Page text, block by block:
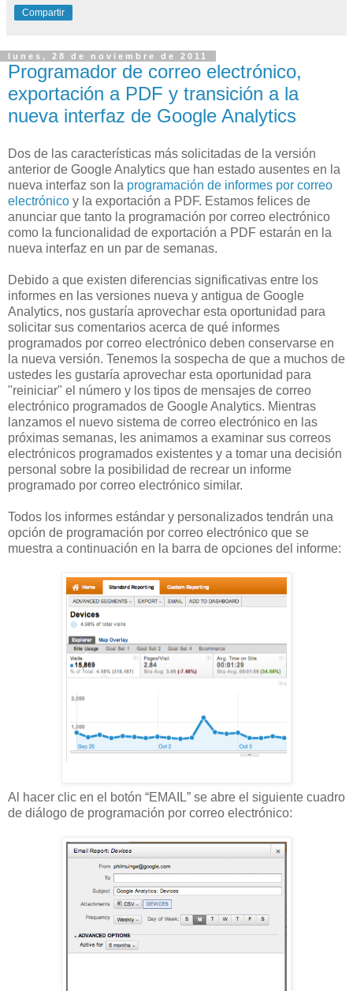
Compartir
lunes, 28 de noviembre de 2011
Programador de correo electrónico,
exportación a PDF y transición a la
nueva interfaz de Google Analytics
Dos de las características más solicitadas de la versión
anterior de Google Analytics que han estado ausentes en la
nueva interfaz son la programación de informes por correo
electrónico y la exportación a PDF. Estamos felices de
anunciar que tanto la programación por correo electrónico
como la funcionalidad de exportación a PDF estarán en la
nueva interfaz en un par de semanas.
Debido a que existen diferencias significativas entre los
informes en las versiones nueva y antigua de Google
Analytics, nos gustaría aprovechar esta oportunidad para
solicitar sus comentarios acerca de qué informes
programados por correo electrónico deben conservarse en
la nueva versión. Tenemos la sospecha de que a muchos de
ustedes les gustaría aprovechar esta oportunidad para
"reiniciar" el número y los tipos de mensajes de correo
electrónico programados de Google Analytics. Mientras
lanzamos el nuevo sistema de correo electrónico en las
próximas semanas, les animamos a examinar sus correos
electrónicos programados existentes y a tomar una decisión
personal sobre la posibilidad de recrear un informe
programado por correo electrónico similar.
Todos los informes estándar y personalizados tendrán una
opción de programación por correo electrónico que se
muestra a continuación en la barra de opciones del informe:
Al hacer clic en el botón “EMAIL” se abre el siguiente cuadro
de diálogo de programación por correo electrónico: